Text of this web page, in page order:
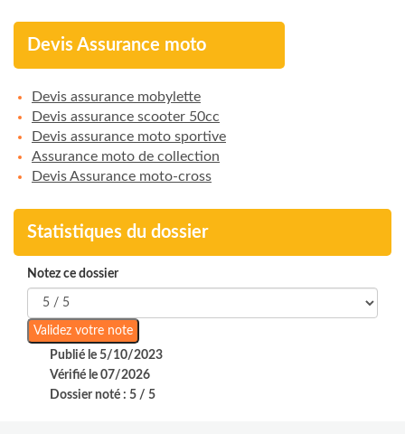
Devis Assurance moto
Devis assurance mobylette
Devis assurance scooter 50cc
Devis assurance moto sportive
Assurance moto de collection
Devis Assurance moto-cross
Statistiques du dossier
Notez ce dossier
Publié le 5/10/2023
Vérifié le 07/2026
Dossier noté : 5 / 5